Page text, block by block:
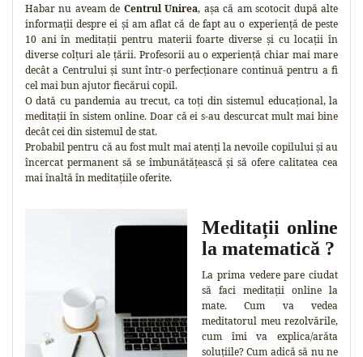
Habar nu aveam de Centrul Unirea, așa că am scotocit după alte
informații despre ei și am aflat că de fapt au o experiență de peste
10 ani în meditații pentru materii foarte diverse și cu locații în
diverse colțuri ale țării. Profesorii au o experiență chiar mai mare
decât a Centrului și sunt într-o perfecționare continuă pentru a fi
cel mai bun ajutor fiecărui copil.
O dată cu pandemia au trecut, ca toți din sistemul educațional, la
meditații în sistem online. Doar că ei s-au descurcat mult mai bine
decât cei din sistemul de stat.
Probabil pentru că au fost mult mai atenți la nevoile copilului și au
încercat permanent să se îmbunătățească și să ofere calitatea cea
mai înaltă în meditațiile oferite.
Meditații online
la matematică ?
La prima vedere pare ciudat
să faci meditații online la
mate. Cum va vedea
meditatorul meu rezolvările,
cum îmi va explica/arăta
soluțiile? Cum adică să nu ne